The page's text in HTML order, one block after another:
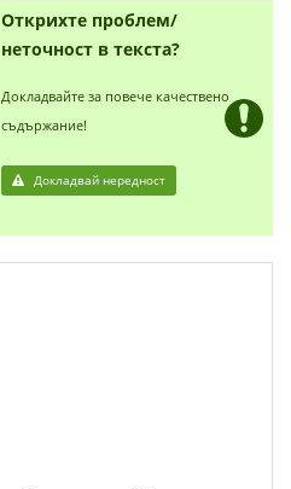
Открихте проблем/
неточност в текста?
Докладвайте за повече качествено
съдържание!
Докладвай нередност